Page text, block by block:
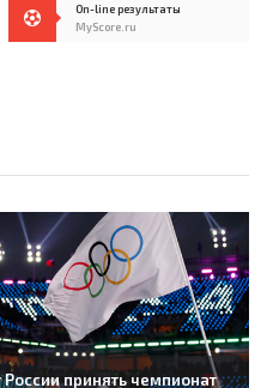
On-line результаты
MyScore.ru
принять чемпионат